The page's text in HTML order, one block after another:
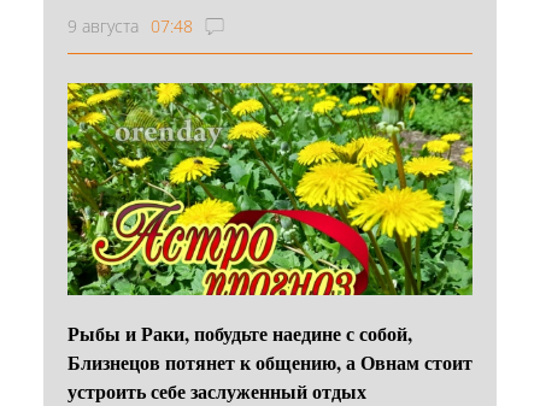
9 августа 07:48
Рыбы и Раки, побудьте наедине с собой,
Близнецов потянет к общению, а Овнам стоит
устроить себе заслуженный отдых